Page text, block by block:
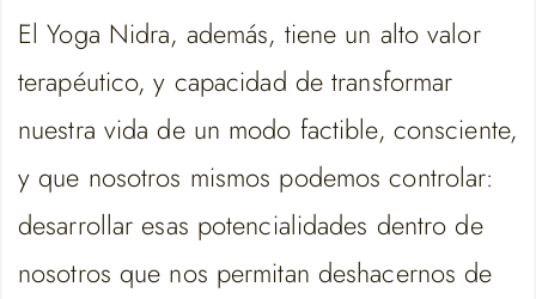
El Yoga Nidra, además, tiene un alto valor
terapéutico, y capacidad de transformar
nuestra vida de un modo factible, consciente,
y que nosotros mismos podemos controlar:
desarrollar esas potencialidades dentro de
nosotros que nos permitan deshacernos de